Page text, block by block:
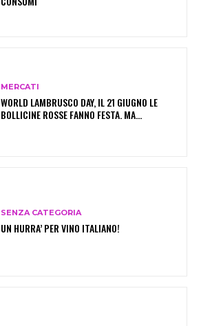
MERCATI
WORLD LAMBRUSCO DAY, IL 21 GIUGNO LE
BOLLICINE ROSSE FANNO FESTA. MA…
SENZA CATEGORIA
UN HURRA’ PER VINO ITALIANO!